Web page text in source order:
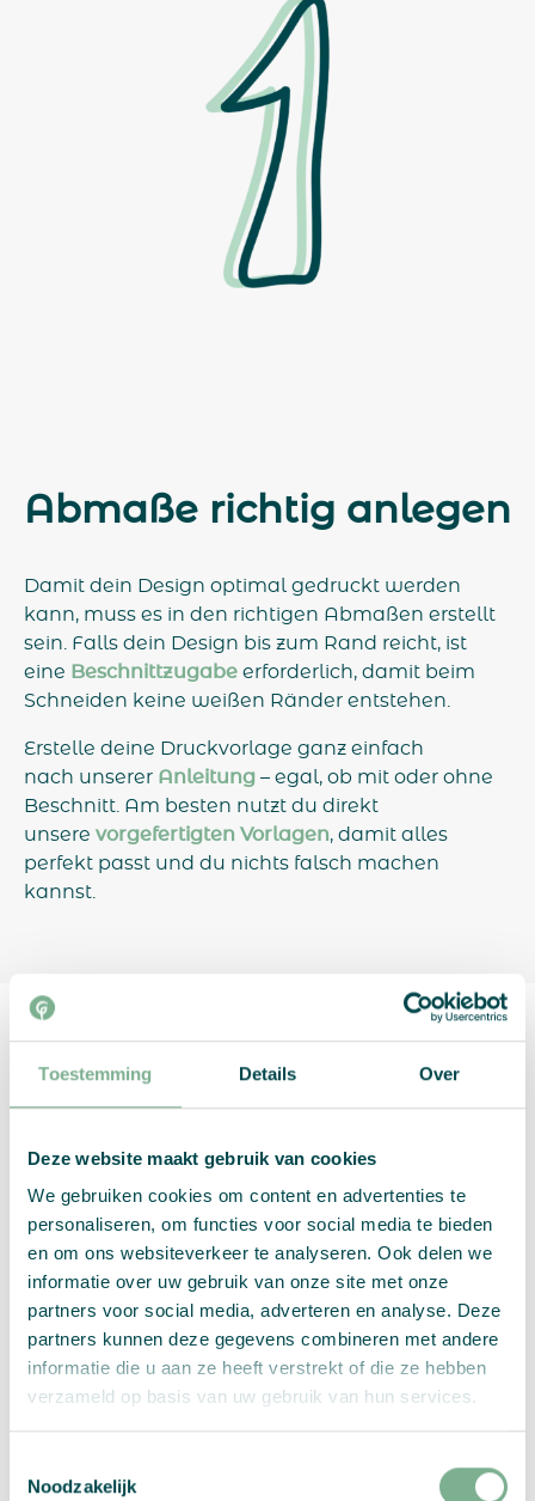
Toestemming Details Over
Deze website maakt gebruik van cookies
We gebruiken cookies om content en advertenties te
personaliseren, om functies voor social media te bieden
en om ons websiteverkeer te analyseren. Ook delen we
informatie over uw gebruik van onze site met onze
partners voor social media, adverteren en analyse. Deze
partners kunnen deze gegevens combineren met andere
informatie die u aan ze heeft verstrekt of die ze hebben
verzameld op basis van uw gebruik van hun services.
Noodzakelijk
Abmaße richtig anlegen
Damit dein Design optimal gedruckt werden
kann, muss es in den richtigen Abmaßen erstellt
sein. Falls dein Design bis zum Rand reicht, ist
eine Beschnittzugabe erforderlich, damit beim
Schneiden keine weißen Ränder entstehen.
Erstelle deine Druckvorlage ganz einfach
nach unserer Anleitung – egal, ob mit oder ohne
Beschnitt. Am besten nutzt du direkt
unsere vorgefertigten Vorlagen, damit alles
perfekt passt und du nichts falsch machen
kannst.